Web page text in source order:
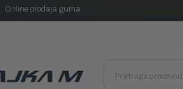
Online prodaja guma